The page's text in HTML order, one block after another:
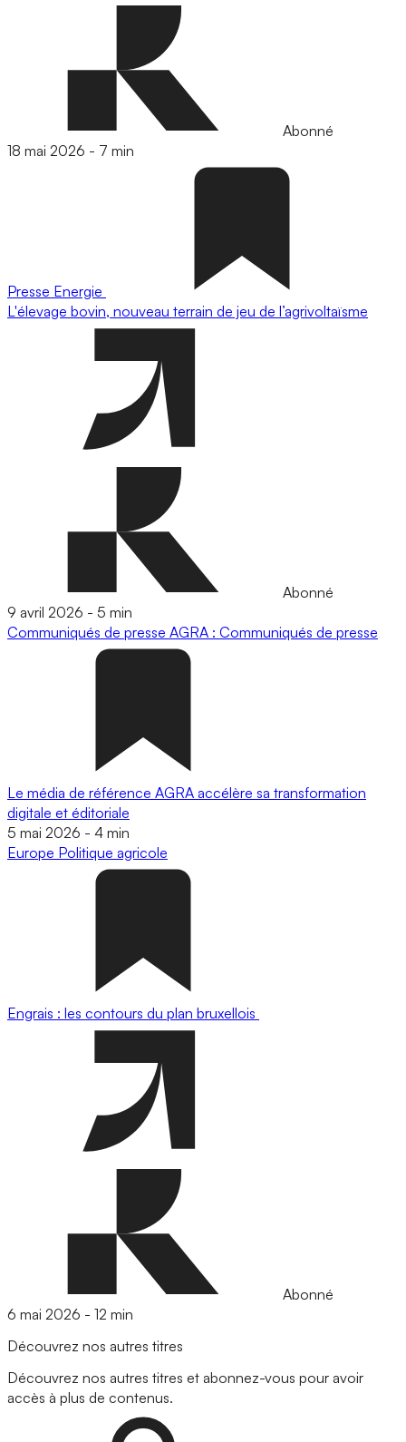
Abonné
18 mai 2026 - 7 min
Presse Energie
L'élevage bovin, nouveau terrain de jeu de l’agrivoltaïsme
Abonné
9 avril 2026 - 5 min
Communiqués de presse AGRA : Communiqués de presse
Le média de référence AGRA accélère sa transformation
digitale et éditoriale
5 mai 2026 - 4 min
Europe Politique agricole
Engrais : les contours du plan bruxellois
Abonné
6 mai 2026 - 12 min
Découvrez nos autres titres
Découvrez nos autres titres et abonnez-vous pour avoir
accès à plus de contenus.